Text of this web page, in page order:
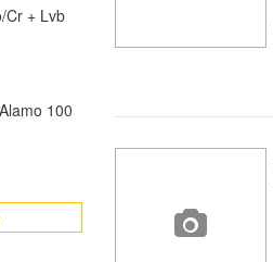
cr + Lvb
100